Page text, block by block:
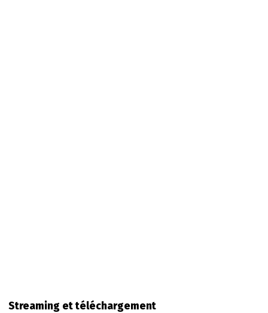
Streaming et téléchargement